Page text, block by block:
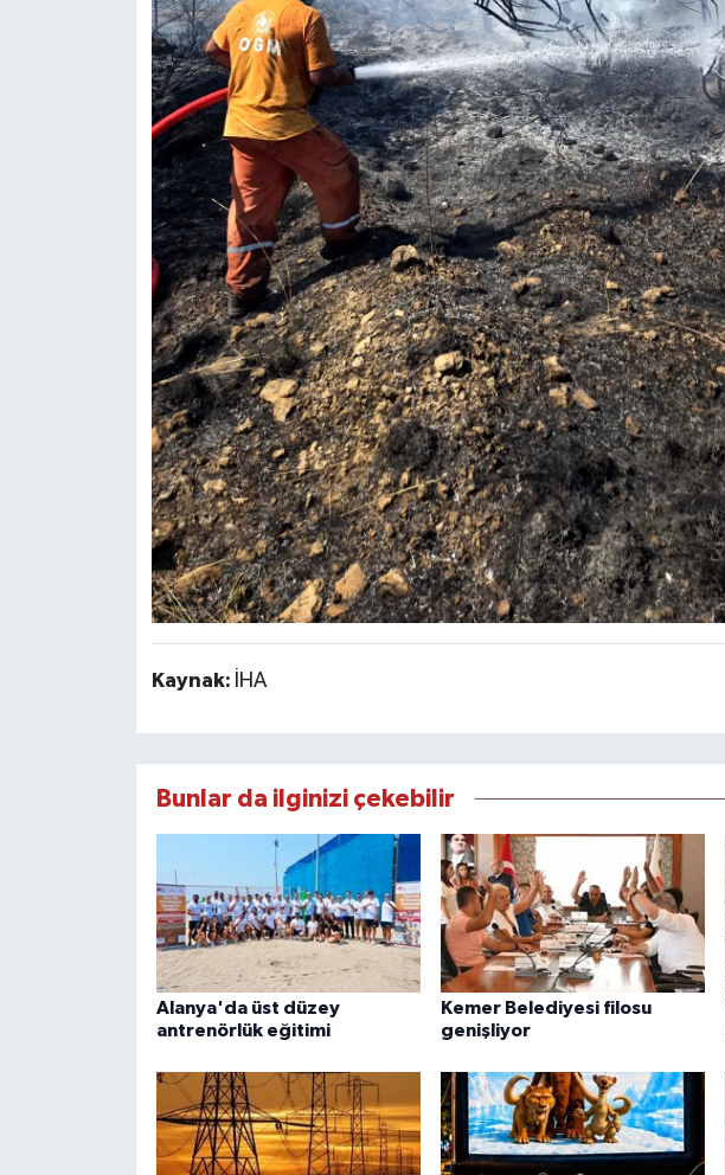
Kaynak: İHA
Bunlar da ilginizi çekebilir
Alanya'da üst düzey
antrenörlük eğitimi
Kemer Belediyesi filosu
genişliyor